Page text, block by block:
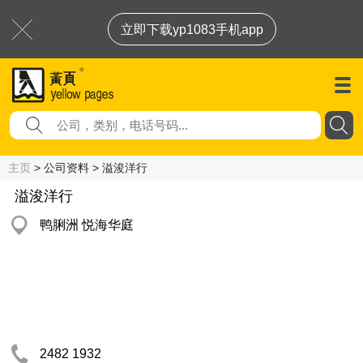
立即下载yp1083手机app
主页 > 公司资料 > 溢浚洋行
溢浚洋行
鸭脷洲 悦海华庭
2482 1932